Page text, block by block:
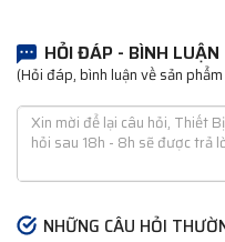
HỎI ĐÁP - BÌNH LUẬN
(Hỏi đáp, bình luận về sản phẩm
NHỮNG CÂU HỎI